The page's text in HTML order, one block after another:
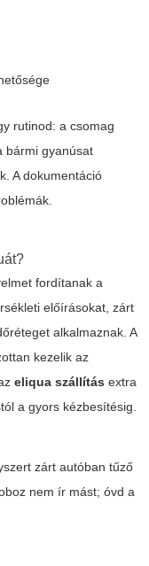
rutinod: a csomag
bármi gyanúsat
A dokumentáció
fordítanak a
előírásokat, zárt
alkalmaznak. A
kezelik az
eliqua szállítás extra
a gyors kézbesítésig.
zárt autóban tűző
nem ír mást; óvd a